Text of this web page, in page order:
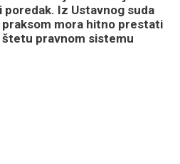
poredak. Iz Ustavnog suda
praksom mora hitno prestati
pravnom sistemu